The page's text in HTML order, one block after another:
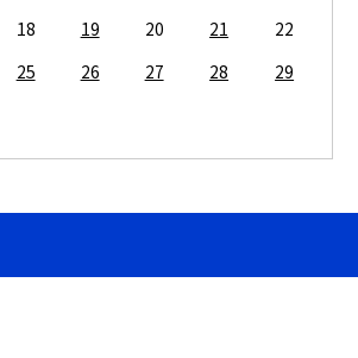
18 19 20 21
22
25 26 27 28
29